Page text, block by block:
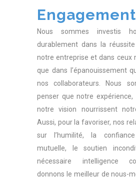
Engagement
Nous sommes investis
durablement dans la
notre entreprise et dans ceux
que dans l’épanouissement
nos collaborateurs. Nous
penser que notre
notre vision nourrissent
Aussi, pour la favoriser, nos
sur l’humilité, la
mutuelle, le soutien
nécessaire intelligence
donnons le meilleur de nous-